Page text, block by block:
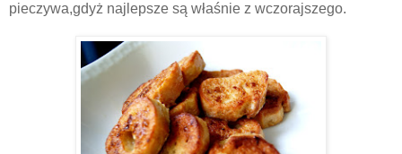
pieczywa,gdyż najlepsze są właśnie z wczorajszego.